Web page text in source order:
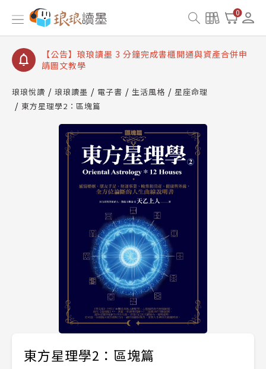
0
【公告】琅琅讀墨數位閱讀資產合併與書櫃開通申請
【公告】琅琅讀墨書櫃開通常見問題
【公告】琅琅讀墨 3 分鐘完成書櫃開通與資產合併申
請圖文教學
查詢
【公告】琅琅讀墨數位閱讀資產合併與書櫃開通申請
琅琅悅讀 琅琅讀墨 電子書 生活風格
星座命理
東方星理學2：區塊篇
東方星理學2：區塊篇